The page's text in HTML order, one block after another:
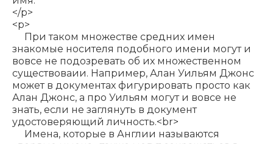
</p>
<p>
При таком множестве средних имен
знакомые носителя подобного имени могут и
вовсе не подозревать об их множественном
существоваии. Например, Алан Уильям Джонс
может в документах фигурировать просто как
Алан Джонс, а про Уильям могут и вовсе не
знать, если не заглянуть в документ
удостоверяющий личность.<br>
Имена, которые в Англии называются